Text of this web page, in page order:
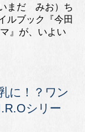
まだ みお）ち
ルブック『今田
』が、いよい
に！？ワン
シリー